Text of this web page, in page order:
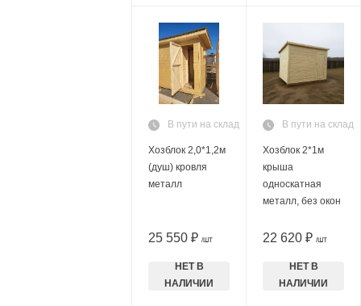
В пути на склад
Хозблок 2,0*1,2м
(душ) кровля
металл
25 550 ₽ /ШТ
НЕТ В
НАЛИЧИИ
В пути на склад
Хозблок 2*1м
крыша
односкатная
металл, без окон
22 620 ₽ /ШТ
НЕТ В
НАЛИЧИИ